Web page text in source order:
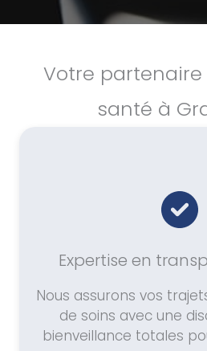
Votre
santé à
Expertise en
Nous assurons vos
de soins avec une
bienveillance totales